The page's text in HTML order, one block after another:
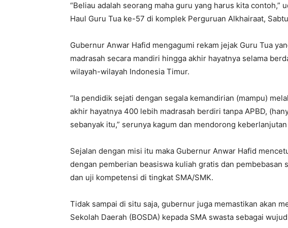
“Beliau adalah seorang maha guru yang harus kita contoh,”
Haul Guru Tua ke-57 di komplek Perguruan Alkhairaat,
Gubernur Anwar Hafid mengagumi rekam jejak Guru Tua
madrasah secara mandiri hingga akhir hayatnya selama
wilayah-wilayah Indonesia Timur.
“Ia pendidik sejati dengan segala kemandirian (mampu)
akhir hayatnya 400 lebih madrasah berdiri tanpa APBD,
sebanyak itu,” serunya kagum dan mendorong
Sejalan dengan misi itu maka Gubernur Anwar Hafid
dengan pemberian beasiswa kuliah gratis dan pembebasan
dan uji kompetensi di tingkat SMA/SMK.
Tidak sampai di situ saja, gubernur juga memastikan akan
Sekolah Daerah (BOSDA) kepada SMA swasta sebagai